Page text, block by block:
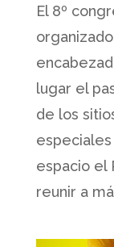
El 8º
lugar el
de los
espacio el
reunir a